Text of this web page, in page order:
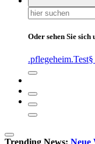
Suchen
nach:
Oder sehen Sie
.pflegeheim.Test